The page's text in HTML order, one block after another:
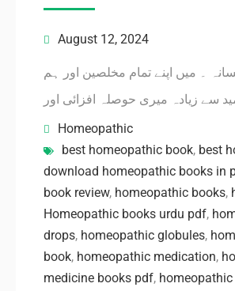
August 12, 2024
۔ میں اپنے تمام مخلصین اور ہم
Homeopathic
best homeopathic book, best
download homeopathic books in
book review, homeopathic books,
Homeopathic books urdu pdf,
drops, homeopathic globules,
book, homeopathic medication,
medicine books pdf,